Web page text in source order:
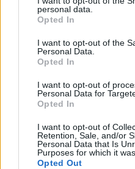
personal data.
Opted In
I want to opt-out of the
Personal Data.
Opted In
I want to opt-out of
Personal Data for
Opted In
I want to opt-out of
Retention, Sale, and/or
Personal Data that Is
Purposes for which it
Opted Out
Kiszabadulhat
elfeledett
sztori formálódik?
Olcsó részvénypiaccal.